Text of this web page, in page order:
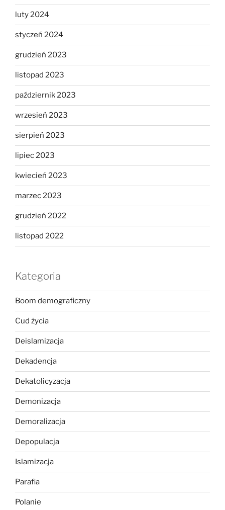
luty 2024
styczeń 2024
grudzień 2023
listopad 2023
październik 2023
wrzesień 2023
sierpień 2023
lipiec 2023
kwiecień 2023
marzec 2023
grudzień 2022
listopad 2022
Kategoria
Boom demograficzny
Cud życia
Deislamizacja
Dekadencja
Dekatolicyzacja
Demonizacja
Demoralizacja
Depopulacja
Islamizacja
Parafia
Polanie